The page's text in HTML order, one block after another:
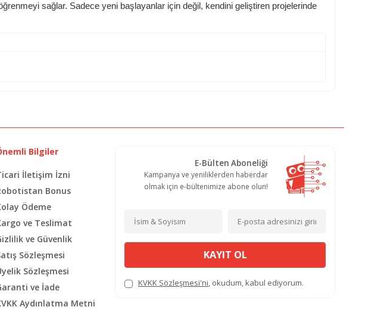
sağlar. Sadece yeni başlayanlar için değil, kendini geliştiren projelerinde
Bilgiler
İletişim İzni
Bonus
Ödeme
ve Teslimat
ve Güvenlik
Sözleşmesi
Sözleşmesi
ve İade
Aydınlatma Metni
E-Bülten Aboneliği
Kampanya ve yeniliklerden haberdar
olmak için e-bültenimize abone olun!
KAYIT OL
KVKK Sözleşmesi'ni, okudum, kabul ediyorum.